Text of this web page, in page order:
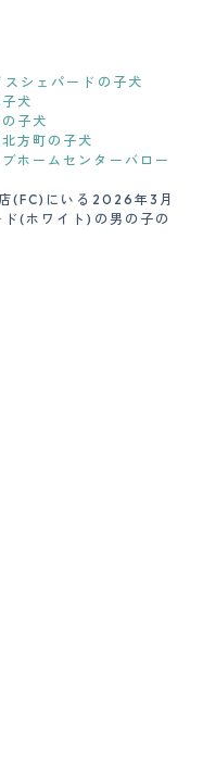
スシェパードの子犬
犬
子犬
方町の子犬
ホームセンターバロー
(FC)にいる2026年3月
(ホワイト)の男の子の